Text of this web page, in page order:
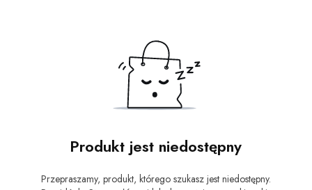
Produkt jest niedostępny
Przepraszamy, produkt, którego szukasz jest niedostępny.